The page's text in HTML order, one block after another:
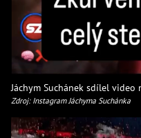
Jáchym Suchánek sdílel video
Zdroj: Instagram Jáchyma Suchánka